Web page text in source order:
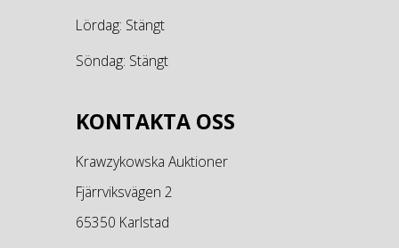
Lördag: Stängt
Söndag: Stängt
KONTAKTA OSS
Krawzykowska Auktioner
Fjärrviksvägen 2
65350 Karlstad